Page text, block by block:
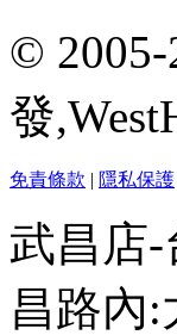
©
發
免責條款 | 隱私保護
武昌店-
昌路內